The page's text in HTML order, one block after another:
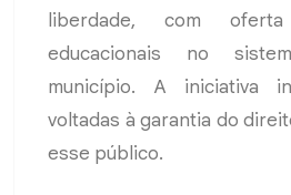
liberdade, com
educacionais no
município. A iniciativa
voltadas à garantia do
esse público.